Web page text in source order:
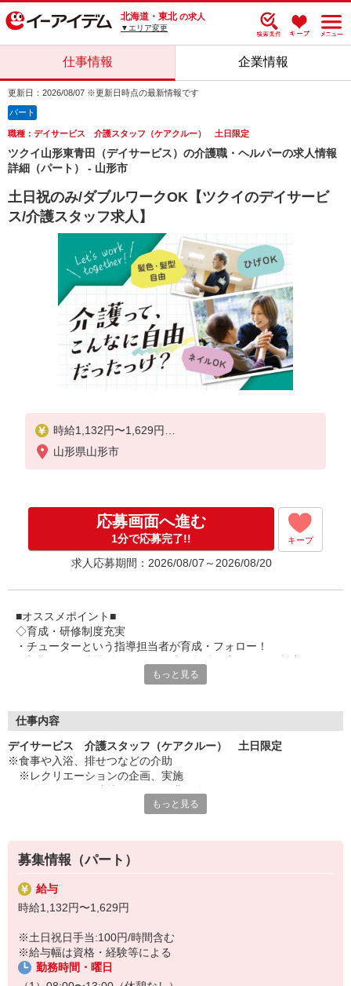
北海道・東北 の求人
▼エリア変更
仕事情報 企業情報
更新日：2026/08/07 ※更新日時点の最新情報です
パート
職種：デイサービス 介護スタッフ（ケアクルー） 土日限定
ツクイ山形東青田（デイサービス）の介護職・ヘルパーの求人情報
詳細（パート） - 山形市
土日祝のみ/ダブルワークOK【ツクイのデイサービ
ス/介護スタッフ求人】
時給1,132円〜1,629円
※土日祝日手当:100円/時間含む
山形県山形市
応募画面へ進む
1分で応募完了!! キープ
求人応募期間：2026/08/07～2026/08/20
■オススメポイント■
◇育成・研修制度充実
・チューターという指導担当者が育成・フォロー！
・キャリアアップ支援制度を活用して働きながら資格取得が可能
・ツクイ独自の福祉厚生制度でプライベートも充実
・子育て支援の福利厚生制度あり！子育てと仕事の両立を応援◎
・スタッフ何でも相談窓口やライフキャリア相談など、各相談窓
口あり
◇頑張った分、スタッフに還元！
・パートは特別手当の支給あり
もっと見る
仕事内容
デイサービス 介護スタッフ（ケアクルー） 土日限定
※食事や入浴、排せつなどの介助
※レクリエーションの企画、実施
★＼サービス・職種の魅力／
「今私たちに求められていることは何だろう」「どんな工夫をした
ら喜んでいただけるだろう」他職種で連携しながら創意工夫し支援
していきます。感謝の言葉を直接いただけたり、信頼関係を築いて
いくことができます。日勤中心で働け介護度も比較的高くないた
もっと見る
募集情報（パート）
給与
時給1,132円〜1,629円
※土日祝日手当:100円/時間含む
※給与幅は資格・経験等による
勤務時間・曜日